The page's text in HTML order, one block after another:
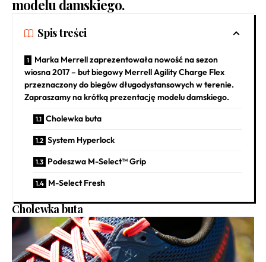
modelu damskiego.
Spis treści
Marka Merrell zaprezentowała nowość na sezon
wiosna 2017 – but biegowy Merrell Agility Charge Flex
przeznaczony do biegów długodystansowych w terenie.
Zapraszamy na krótką prezentację modelu damskiego.
Cholewka buta
System Hyperlock
Podeszwa M-Select™ Grip
M-Select Fresh
Cholewka buta